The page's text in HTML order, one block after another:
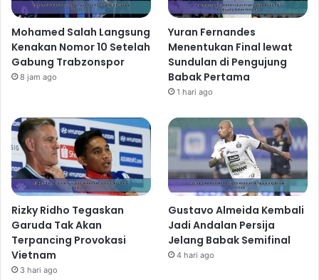
Mohamed Salah Langsung
Kenakan Nomor 10 Setelah
Gabung Trabzonspor
8 jam ago
Yuran Fernandes
Menentukan Final lewat
Sundulan di Pengujung
Babak Pertama
1 hari ago
Rizky Ridho Tegaskan
Garuda Tak Akan
Terpancing Provokasi
Vietnam
3 hari ago
Gustavo Almeida Kembali
Jadi Andalan Persija
Jelang Babak Semifinal
4 hari ago